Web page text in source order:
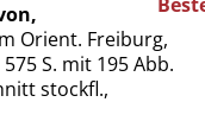
Orient. Freiburg,
S. mit 195 Abb.
stockfl.,